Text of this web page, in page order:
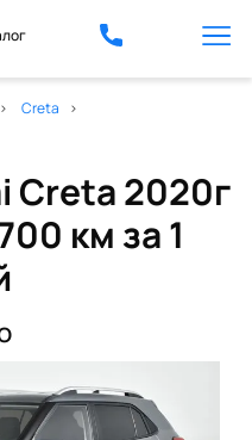
Creta
Creta 2020г
км за 1